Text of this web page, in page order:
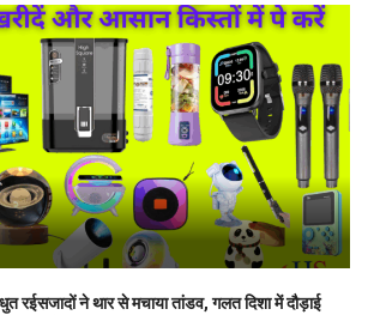
रईसजादों ने थार से मचाया तांडव, गलत दिशा में दौड़ाई